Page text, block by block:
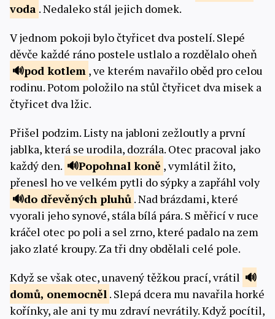
voda . Nedaleko stál jejich domek.
V jednom pokoji bylo čtyřicet dva postelí. Slepé
děvče každé ráno postele ustlalo a rozdělalo oheň
pod kotlem , ve kterém navařilo oběd pro celou
rodinu. Potom položilo na stůl čtyřicet dva misek a
čtyřicet dva lžic.
Přišel podzim. Listy na jabloni zežloutly a první
jablka, která se urodila, dozrála. Otec pracoval jako
každý den.
Popohnal koně , vymlátil žito,
přenesl ho ve velkém pytli do sýpky a zapřáhl voly
do dřevěných pluhů . Nad brázdami, které
vyorali jeho synové, stála bílá pára. S měřicí v ruce
kráčel otec po poli a sel zrno, které padalo na zem
jako zlaté kroupy. Za tři dny obdělali celé pole.
Když se však otec, unavený těžkou prací, vrátil
domů, onemocněl . Slepá dcera mu navařila horké
kořínky, ale ani ty mu zdraví nevrátily. Když pocítil,